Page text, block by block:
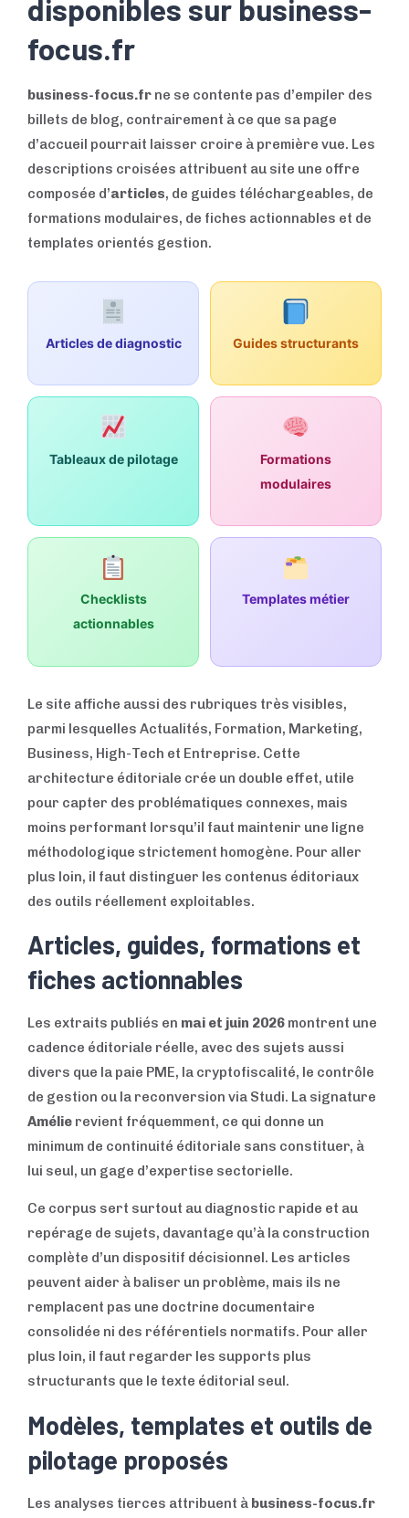
disponibles sur business-
focus.fr
business-focus.fr ne se contente pas d’empiler des
billets de blog, contrairement à ce que sa page
d’accueil pourrait laisser croire à première vue. Les
descriptions croisées attribuent au site une offre
composée d’articles, de guides téléchargeables, de
formations modulaires, de fiches actionnables et de
templates orientés gestion.
Articles de diagnostic Guides structurants
Tableaux de pilotage
Formations
modulaires
Checklists
actionnables
Templates métier
Le site affiche aussi des rubriques très visibles,
parmi lesquelles Actualités, Formation, Marketing,
Business, High-Tech et Entreprise. Cette
architecture éditoriale crée un double effet, utile
pour capter des problématiques connexes, mais
moins performant lorsqu’il faut maintenir une ligne
méthodologique strictement homogène. Pour aller
plus loin, il faut distinguer les contenus éditoriaux
des outils réellement exploitables.
Articles, guides, formations et
fiches actionnables
Les extraits publiés en mai et juin 2026 montrent une
cadence éditoriale réelle, avec des sujets aussi
divers que la paie PME, la cryptofiscalité, le contrôle
de gestion ou la reconversion via Studi. La signature
Amélie revient fréquemment, ce qui donne un
minimum de continuité éditoriale sans constituer, à
lui seul, un gage d’expertise sectorielle.
Ce corpus sert surtout au diagnostic rapide et au
repérage de sujets, davantage qu’à la construction
complète d’un dispositif décisionnel. Les articles
peuvent aider à baliser un problème, mais ils ne
remplacent pas une doctrine documentaire
consolidée ni des référentiels normatifs. Pour aller
plus loin, il faut regarder les supports plus
structurants que le texte éditorial seul.
Modèles, templates et outils de
pilotage proposés
Les analyses tierces attribuent à business-focus.fr